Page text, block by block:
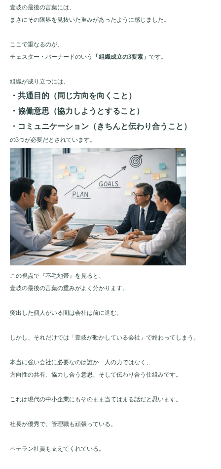
壹岐の最後の言葉には、
まさにその限界を見抜いた重みがあったように感じました。
ここで重なるのが、
チェスター・バーナードのいう
「組織成立の3要素」 です。
組織が成り立つには、
・共通目的（同じ方向を向くこと）
・協働意思（協力しようとすること）
・コミュニケーション（きちんと伝わり合うこと）
の3つが必要だとされています。
この視点で『不毛地帯』を見ると、
壹岐の最後の言葉の重みがよく分かります。
突出した個人がいる間は会社は前に進む。
しかし、それだけでは「壹岐が動かしている会社」で終わってしまう。
本当に強い会社に必要なのは誰か一人の力ではなく、
方向性の共有、協力し合う意思、そして伝わり合う仕組みです。
これは現代の中小企業にもそのまま当てはまる話だと思います。
社長が優秀で、管理職も頑張っている。
ベテラン社員も支えてくれている。